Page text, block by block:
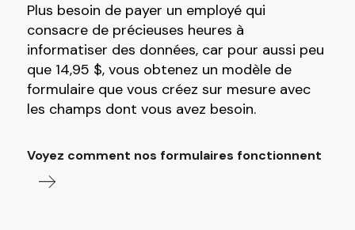
Plus besoin de payer un employé qui
consacre de précieuses heures à
informatiser des données, car pour aussi peu
que 14,95 $, vous obtenez un modèle de
formulaire que vous créez sur mesure avec
les champs dont vous avez besoin.
Voyez comment nos formulaires fonctionnent